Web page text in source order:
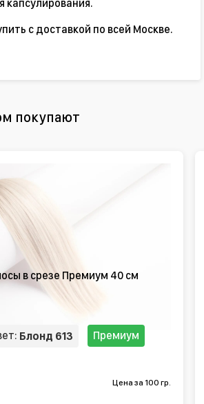
капсулирования.
с доставкой по всей Москве.
покупают
в срезе Премиум 40 см
Блонд 613 Премиум
Цена за 100 гр.